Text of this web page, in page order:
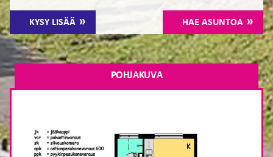
KYSY LISÄÄ HAE ASUNTOA
POHJAKUVA